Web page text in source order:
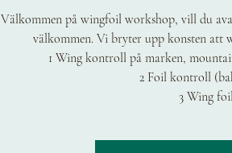
Välkommen på wingfoil workshop, vill du
välkommen. Vi bryter upp konsten att
1 Wing kontroll på marken,
2 Foil kontroll
3 Wing